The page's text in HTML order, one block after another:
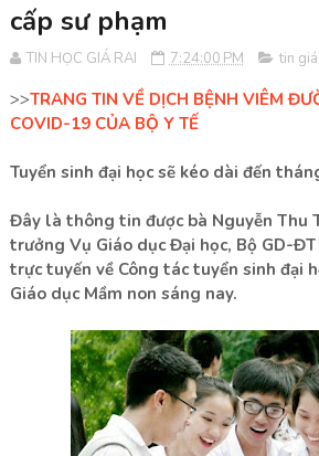
cấp sư phạm
TIN HỌC GIÁ RAI 7:24:00 PM tin
>>TRANG TIN VỀ DỊCH BỆNH VIÊM
COVID-19 CỦA BỘ Y TẾ
Tuyển sinh đại học sẽ kéo dài đến
Đây là thông tin được bà Nguyễn Thu
trưởng Vụ Giáo dục Đại học, Bộ GD-
trực tuyến về Công tác tuyển sinh đại
Giáo dục Mầm non sáng nay.